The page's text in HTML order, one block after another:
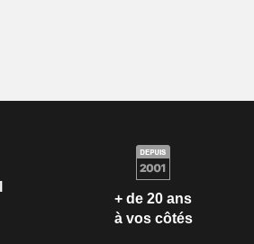
+ de 20 ans
à vos côtés